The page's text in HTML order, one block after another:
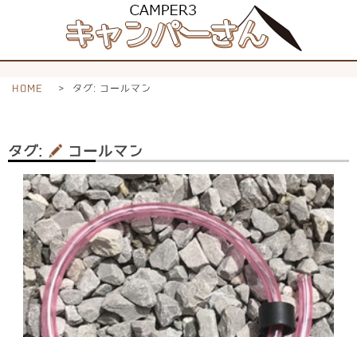
HOME > タグ: コールマン
タグ: コールマン